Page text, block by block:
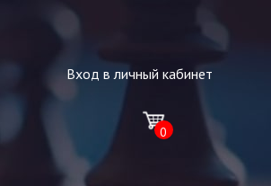
Вход в личный кабинет
0